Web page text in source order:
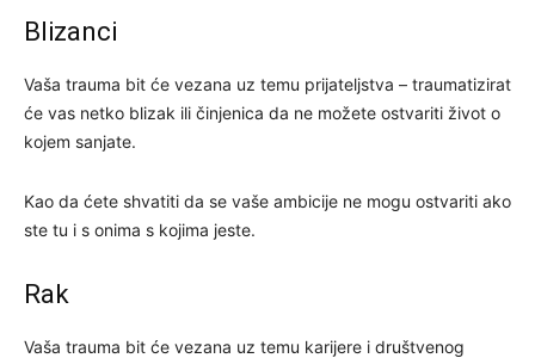
Blizanci
Vaša trauma bit će vezana uz temu prijateljstva – traumatizirat
će vas netko blizak ili činjenica da ne možete ostvariti život o
kojem sanjate.
Kao da ćete shvatiti da se vaše ambicije ne mogu ostvariti ako
ste tu i s onima s kojima jeste.
Rak
Vaša trauma bit će vezana uz temu karijere i društvenog